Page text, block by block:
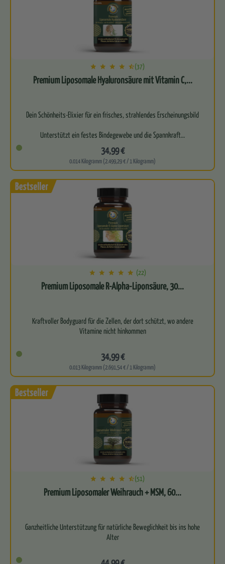
(37)
Premium Liposomale Hyaluronsäure mit Vitamin C,...
Dein Schönheits-Elixier für ein frisches, strahlendes Erscheinungsbild
Unterstützt ein festes Bindegewebe und die Spannkraft…
34,99 €
0.014 Kilogramm (2.499,29 € / 1 Kilogramm)
(22)
Premium Liposomale R-Alpha-Liponsäure, 30...
Kraftvoller Bodyguard für die Zellen, der dort schützt, wo andere
Vitamine nicht hinkommen
34,99 €
0.013 Kilogramm (2.691,54 € / 1 Kilogramm)
(51)
Premium Liposomaler Weihrauch + MSM, 60...
Ganzheitliche Unterstützung für natürliche Beweglichkeit bis ins hohe
Alter